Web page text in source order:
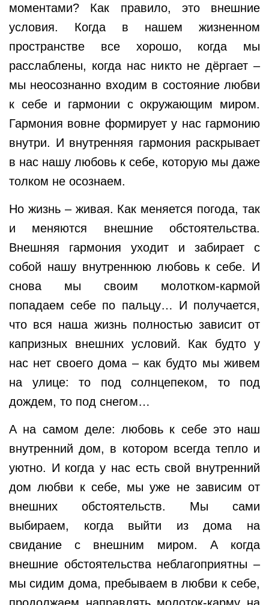
моментами? Как правило, это внешние
условия. Когда в нашем жизненном
пространстве все хорошо, когда мы
расслаблены, когда нас никто не дёргает –
мы неосознанно входим в состояние любви
к себе и гармонии с окружающим миром.
Гармония вовне формирует у нас гармонию
внутри. И внутренняя гармония раскрывает
в нас нашу любовь к себе, которую мы даже
толком не осознаем.
Но жизнь – живая. Как меняется погода, так
и меняются внешние обстоятельства.
Внешняя гармония уходит и забирает с
собой нашу внутреннюю любовь к себе. И
снова мы своим молотком-кармой
попадаем себе по пальцу… И получается,
что вся наша жизнь полностью зависит от
капризных внешних условий. Как будто у
нас нет своего дома – как будто мы живем
на улице: то под солнцепеком, то под
дождем, то под снегом…
А на самом деле: любовь к себе это наш
внутренний дом, в котором всегда тепло и
уютно. И когда у нас есть свой внутренний
дом любви к себе, мы уже не зависим от
внешних обстоятельств. Мы сами
выбираем, когда выйти из дома на
свидание с внешним миром. А когда
внешние обстоятельства неблагоприятны –
мы сидим дома, пребываем в любви к себе,